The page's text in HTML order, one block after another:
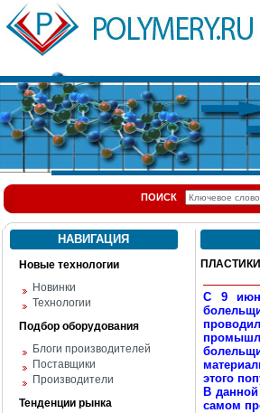
ПОИСК
НАВИГАЦИЯ
Новые технологии
Новинки
Технологии
Подбор оборудования
Блоги производителей
Поставщики
Производители
Тенденции рынка
С 9
этого
В
самом